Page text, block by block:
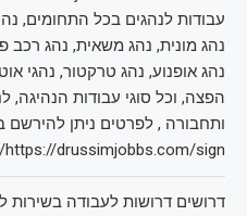
עבודות לנהגים בכל התחומים,
נהג מונית, נהג משאית, נהג רכב
נהג אופנוע, נהג טרקטור, נהגי
הפצה, וכל סוגי עבודות הנהיגה,
ותחבורה , לפרטים ניתן להירשם
https://drussimjobbs.com/sign/